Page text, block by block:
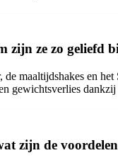
zijn ze zo geliefd
maaltijdshakes en
gewichtsverlies
zijn de